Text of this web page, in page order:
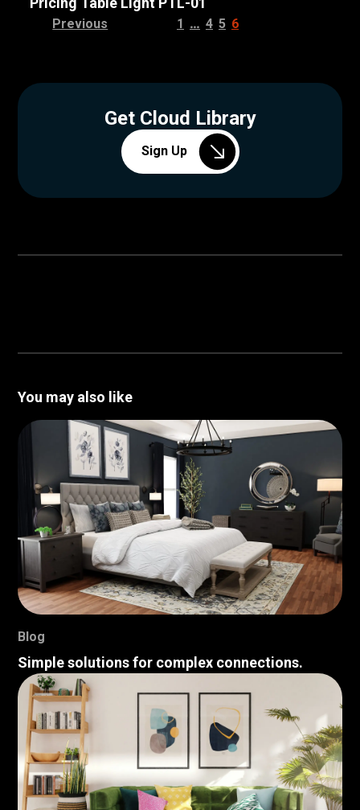
Previous 1 … 4 5 6
Get Cloud Library
Sign Up
You may also like
Blog
Simple solutions for complex connections.